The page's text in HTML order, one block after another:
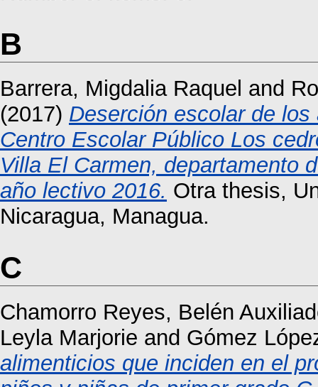
B
Barrera, Migdalia Raquel and
(2017) Deserción escolar de los
Centro Escolar Público Los
Villa El Carmen, departamento
año lectivo 2016. Otra thesis,
Nicaragua, Managua.
C
Chamorro Reyes, Belén
Leyla Marjorie and Gómez
alimenticios que inciden en el